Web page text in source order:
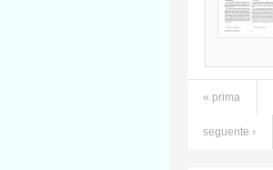
Pagine
« prima
seguente ›